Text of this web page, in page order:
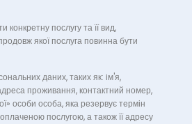
послугу та її вид,
якої послуга повинна бути
даних, таких як: ім'я,
проживання, контактний номер,
особи особа, яка резервує термін
послугою, а також її адресу